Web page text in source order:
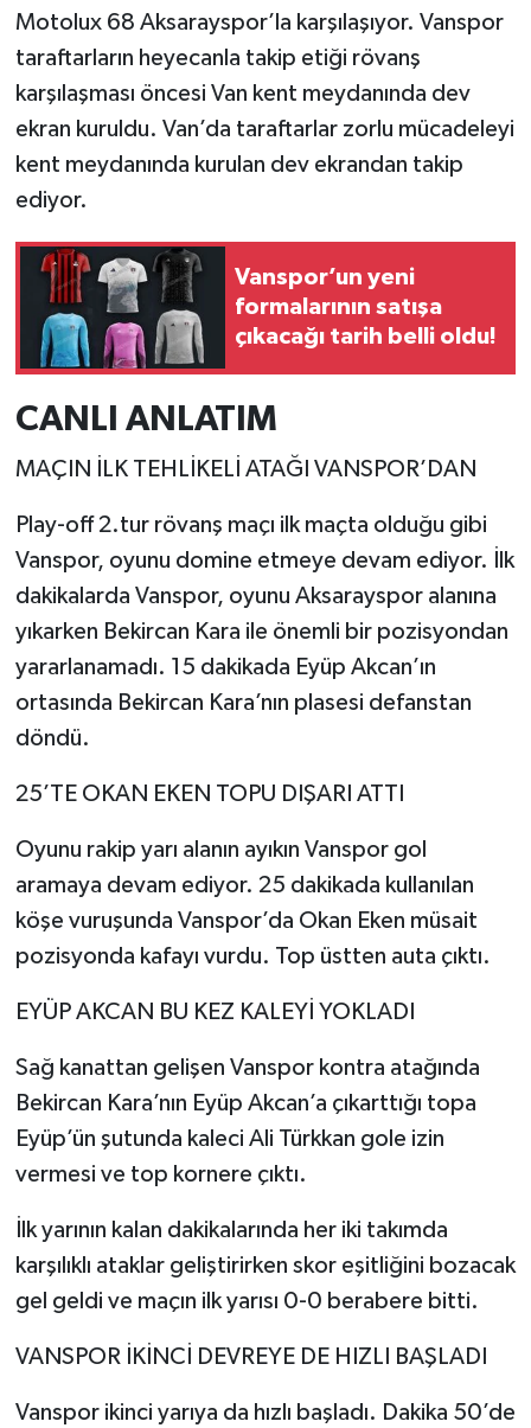
Motolux 68 Aksarayspor’la karşılaşıyor. Vanspor
taraftarların heyecanla takip etiği rövanş
karşılaşması öncesi Van kent meydanında dev
ekran kuruldu. Van’da taraftarlar zorlu mücadeleyi
kent meydanında kurulan dev ekrandan takip
ediyor.
Vanspor’un yeni
formalarının satışa
çıkacağı tarih belli oldu!
CANLI ANLATIM
MAÇIN İLK TEHLİKELİ ATAĞI VANSPOR’DAN
Play-off 2.tur rövanş maçı ilk maçta olduğu gibi
Vanspor, oyunu domine etmeye devam ediyor. İlk
dakikalarda Vanspor, oyunu Aksarayspor alanına
yıkarken Bekircan Kara ile önemli bir pozisyondan
yararlanamadı. 15 dakikada Eyüp Akcan’ın
ortasında Bekircan Kara’nın plasesi defanstan
döndü.
25’TE OKAN EKEN TOPU DIŞARI ATTI
Oyunu rakip yarı alanın ayıkın Vanspor gol
aramaya devam ediyor. 25 dakikada kullanılan
köşe vuruşunda Vanspor’da Okan Eken müsait
pozisyonda kafayı vurdu. Top üstten auta çıktı.
EYÜP AKCAN BU KEZ KALEYİ YOKLADI
Sağ kanattan gelişen Vanspor kontra atağında
Bekircan Kara’nın Eyüp Akcan’a çıkarttığı topa
Eyüp’ün şutunda kaleci Ali Türkkan gole izin
vermesi ve top kornere çıktı.
İlk yarının kalan dakikalarında her iki takımda
karşılıklı ataklar geliştirirken skor eşitliğini bozacak
gel geldi ve maçın ilk yarısı 0-0 berabere bitti.
VANSPOR İKİNCİ DEVREYE DE HIZLI BAŞLADI
Vanspor ikinci yarıya da hızlı başladı. Dakika 50’de